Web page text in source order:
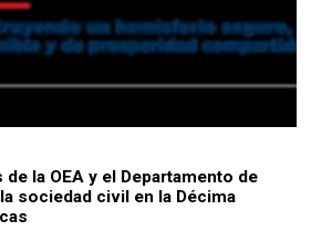
la OEA y el Departamento de
sociedad civil en la Décima